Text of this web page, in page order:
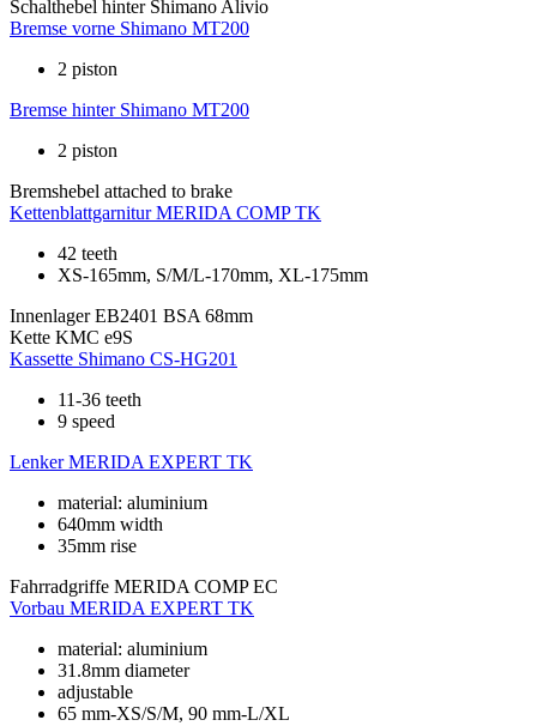
Schalthebel hinter Shimano Alivio
Bremse vorne Shimano MT200
2 piston
Bremse hinter Shimano MT200
2 piston
Bremshebel attached to brake
Kettenblattgarnitur MERIDA COMP TK
42 teeth
XS-165mm, S/M/L-170mm, XL-175mm
Innenlager EB2401 BSA 68mm
Kette KMC e9S
Kassette Shimano CS-HG201
11-36 teeth
9 speed
Lenker MERIDA EXPERT TK
material: aluminium
640mm width
35mm rise
Fahrradgriffe MERIDA COMP EC
Vorbau MERIDA EXPERT TK
material: aluminium
31.8mm diameter
adjustable
65 mm-XS/S/M, 90 mm-L/XL